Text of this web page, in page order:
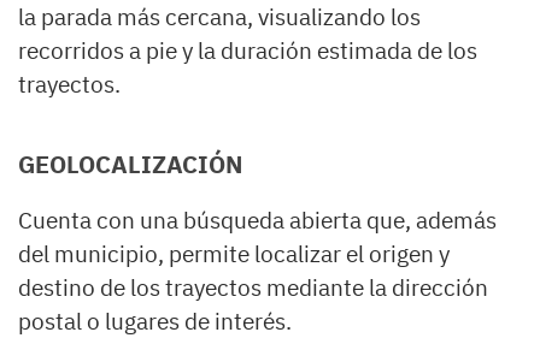
la parada más cercana, visualizando los
recorridos a pie y la duración estimada de los
trayectos.
GEOLOCALIZACIÓN
Cuenta con una búsqueda abierta que, además
del municipio, permite localizar el origen y
destino de los trayectos mediante la dirección
postal o lugares de interés.